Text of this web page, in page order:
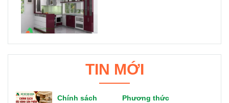
TIN MỚI
Chính sách
Phương thức